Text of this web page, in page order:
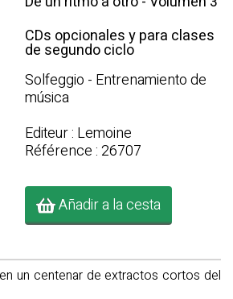
CDs opcionales y para clases
de segundo ciclo
Solfeggio - Entrenamiento de
música
Editeur : Lemoine
Référence : 26707
Añadir a la cesta
un centenar de extractos cortos del